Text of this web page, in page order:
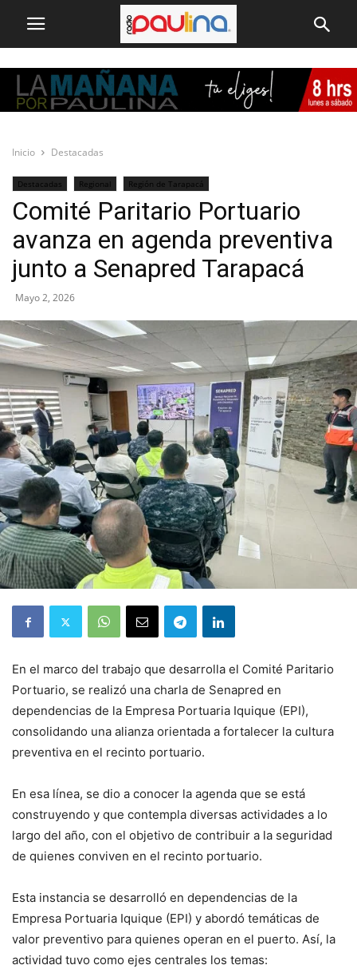
Inicio Destacadas
Destacadas Regional Región de Tarapacá
Comité Paritario Portuario
avanza en agenda preventiva
junto a Senapred Tarapacá
Mayo 2, 2026
En el marco del trabajo que desarrolla el Comité Paritario
Portuario, se realizó una charla de Senapred en
dependencias de la Empresa Portuaria Iquique (EPI),
consolidando una alianza orientada a fortalecer la cultura
preventiva en el recinto portuario.
En esa línea, se dio a conocer la agenda que se está
construyendo y que contempla diversas actividades a lo
largo del año, con el objetivo de contribuir a la seguridad
de quienes conviven en el recinto portuario.
Esta instancia se desarrolló en dependencias de la
Empresa Portuaria Iquique (EPI) y abordó temáticas de
valor preventivo para quienes operan en el puerto. Así, la
actividad tuvo como ejes centrales los temas: